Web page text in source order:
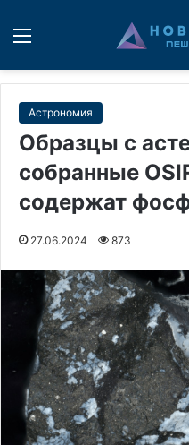
Астрономия
Образцы с
собранные
содержат
27.06.2024 873